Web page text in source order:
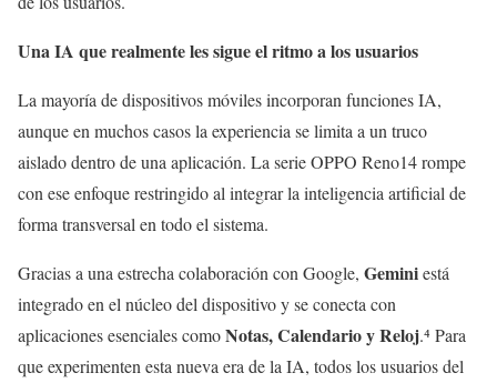
Una IA que realmente les sigue el ritmo a los usuarios
La mayoría de dispositivos móviles incorporan funciones IA,
aunque en muchos casos la experiencia se limita a un truco
aislado dentro de una aplicación. La serie OPPO Reno14 rompe
con ese enfoque restringido al integrar la inteligencia artificial de
forma transversal en todo el sistema.
Gracias a una estrecha colaboración con Google, Geminiestá
integrado en el núcleo del dispositivo y se conecta con
aplicaciones esenciales comoNotas, Calendario y Reloj.⁴ Para
que experimenten esta nueva era de la IA, todos los usuarios del